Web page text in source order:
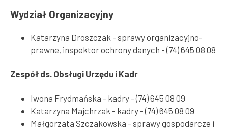
Wydział Organizacyjny
Katarzyna Droszczak - sprawy organizacyjno-
prawne, inspektor ochrony danych - (74) 645 08 08
Zespół ds. Obsługi Urzędu i Kadr
Iwona Frydmańska - kadry - (74) 645 08 09
Katarzyna Majchrzak - kadry - (74) 645 08 09
Małgorzata Szczakowska - sprawy gospodarcze i